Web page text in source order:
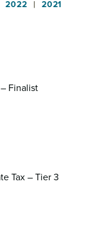
2022 | 2021
Finalist
Tax – Tier 3